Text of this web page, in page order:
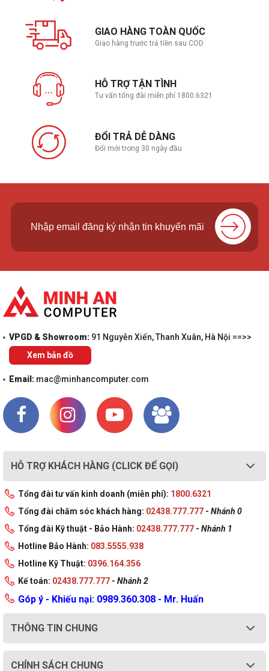
GIAO HÀNG TOÀN QUỐC
Giao hàng trước trả tiền sau COD
HỖ TRỢ TẬN TÌNH
Tư vấn tổng đài miễn phí 1800.6321
ĐỔI TRẢ DỄ DÀNG
Đổi mới trong 30 ngày đầu
VPGD & Showroom: 91 Nguyễn Xiển, Thanh Xuân, Hà Nội ==>>
Xem bản đồ
Email: mac@minhancomputer.com
HỖ TRỢ KHÁCH HÀNG (CLICK ĐỂ GỌI)
Tổng đài tư vấn kinh doanh (miễn phí): 1800.6321
Tổng đài chăm sóc khách hàng: 02438.777.777 - Nhánh 0
Tổng đài Kỹ thuật - Bảo Hành: 02438.777.777 - Nhánh 1
Hotline Bảo Hành: 083.5555.938
Hotline Kỹ Thuật: 0396.164.356
Kế toán: 02438.777.777 - Nhánh 2
Góp ý - Khiếu nại: 0989.360.308 - Mr. Huấn
THÔNG TIN CHUNG
CHÍNH SÁCH CHUNG